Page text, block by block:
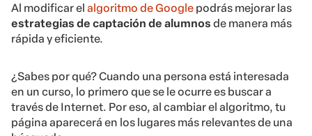
Al modificar el algoritmo de Google podrás mejorar las
estrategias de captación de alumnos de manera más
rápida y eficiente.
¿Sabes por qué? Cuando una persona está interesada
en un curso, lo primero que se le ocurre es buscar a
través de Internet. Por eso, al cambiar el algoritmo, tu
página aparecerá en los lugares más relevantes de una